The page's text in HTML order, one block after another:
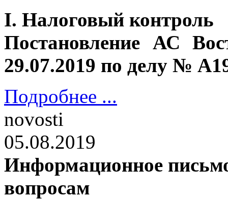
I. Налоговый контроль
Постановление АС
29.07.2019 по делу №
Подробнее ...
novosti
05.08.2019
Информационное
вопросам